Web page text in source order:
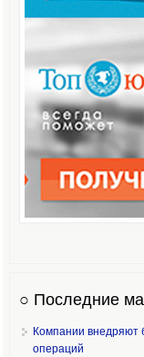
○ Последние
Компании внедряют
операций